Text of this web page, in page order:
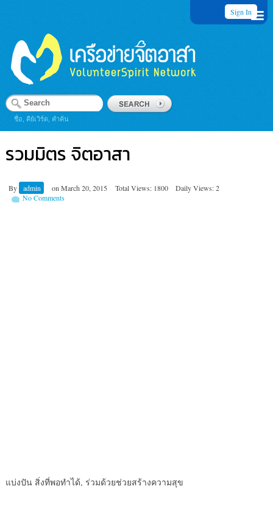
Sign In
ชื่อ, คีย์เวิร์ด, คำค้น
รวมมิตร จิตอาสา
By admin on March 20, 2015 Total Views: 1800
Daily Views: 2
No Comments
แบ่งปัน สิ่งที่พอทำได้, ร่วมด้วยช่วยสร้างความสุข